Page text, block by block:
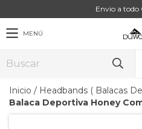
Envio a todo
MENÚ
Inicio / Headbands ( Balacas
Balaca Deportiva Honey